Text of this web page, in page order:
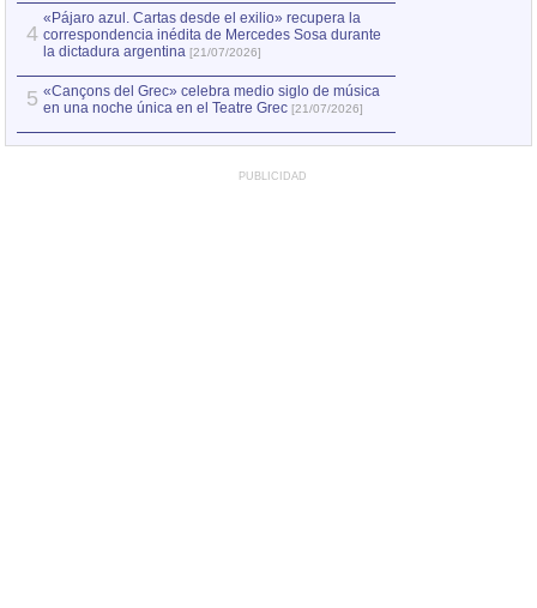
4
«Pájaro azul. Cartas desde el exilio» recupera la
correspondencia inédita de Mercedes Sosa durante
la dictadura argentina [21/07/2026]
5 «Cançons del Grec» celebra medio siglo de música
en una noche única en el Teatre Grec [21/07/2026]
PUBLICIDAD